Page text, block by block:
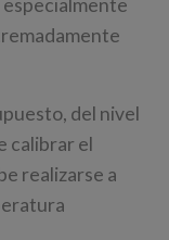
del nivel
calibrar el
realizarse a